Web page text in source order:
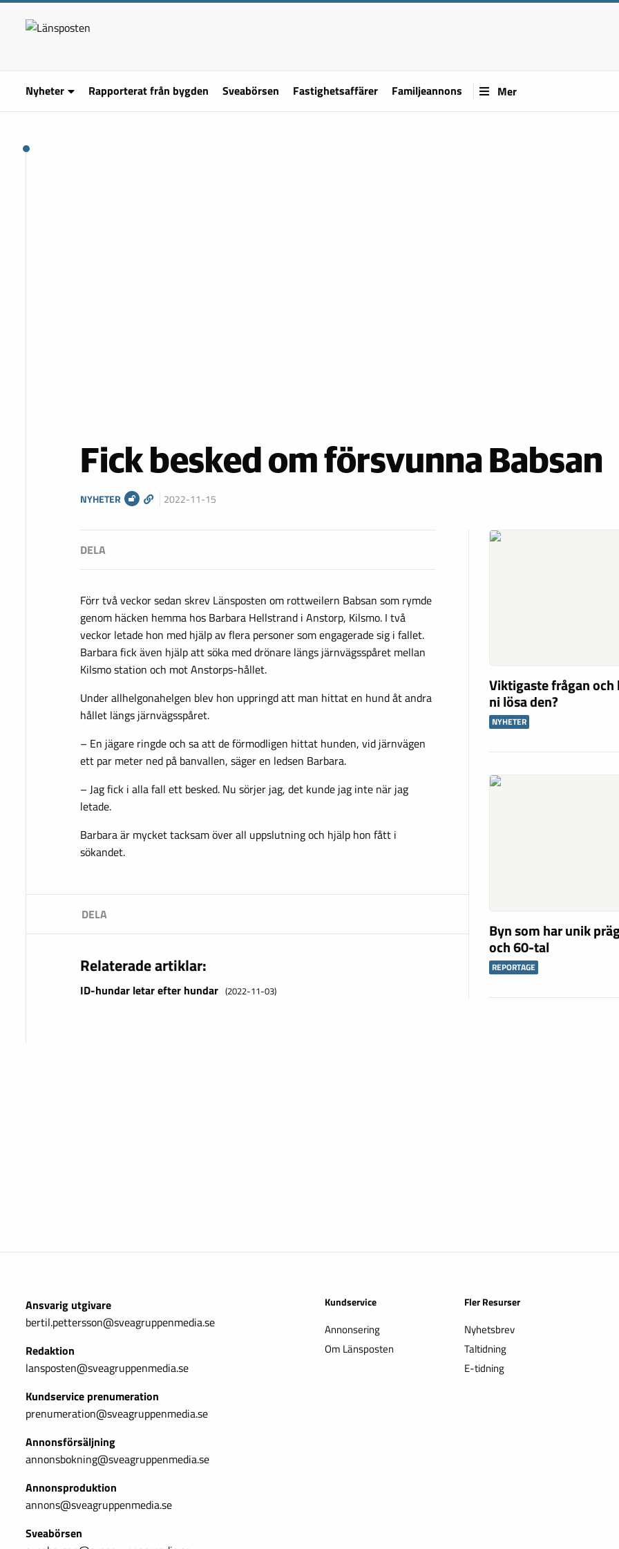
Nyheter Rapporterat från bygden Sveabörsen Fastighetsaffärer Familjeannons Mer
Fick besked om försvunna Babsan
NYHETER 2022-11-15
Förr två veckor sedan skrev Länsposten om rottweilern Babsan som rymde
genom häcken hemma hos Barbara Hellstrand i Anstorp, Kilsmo. I två
veckor letade hon med hjälp av flera personer som engagerade sig i fallet.
Barbara fick även hjälp att söka med drönare längs järnvägsspåret mellan
Kilsmo station och mot Anstorps-hållet.
Under allhelgonahelgen blev hon uppringd att man hittat en hund åt andra
hållet längs järnvägsspåret.
– En jägare ringde och sa att de förmodligen hittat hunden, vid järnvägen
ett par meter ned på banvallen, säger en ledsen Barbara.
– Jag fick i alla fall ett besked. Nu sörjer jag, det kunde jag inte när jag
letade.
Barbara är mycket tacksam över all uppslutning och hjälp hon fått i
sökandet.
Relaterade artiklar:
ID-hundar letar efter hundar (2022-11-03)
Viktigaste frågan och
ni lösa den?
NYHETER
Byn som har unik
och 60-tal
REPORTAGE
Ansvarig utgivare
bertil.pettersson@sveagruppenmedia.se
Redaktion
lansposten@sveagruppenmedia.se
Kundservice prenumeration
prenumeration@sveagruppenmedia.se
Annonsförsäljning
annonsbokning@sveagruppenmedia.se
Annonsproduktion
annons@sveagruppenmedia.se
Sveabörsen
Kundservice
Annonsering
Om Länsposten
Fler Resurser
Nyhetsbrev
Taltidning
E-tidning